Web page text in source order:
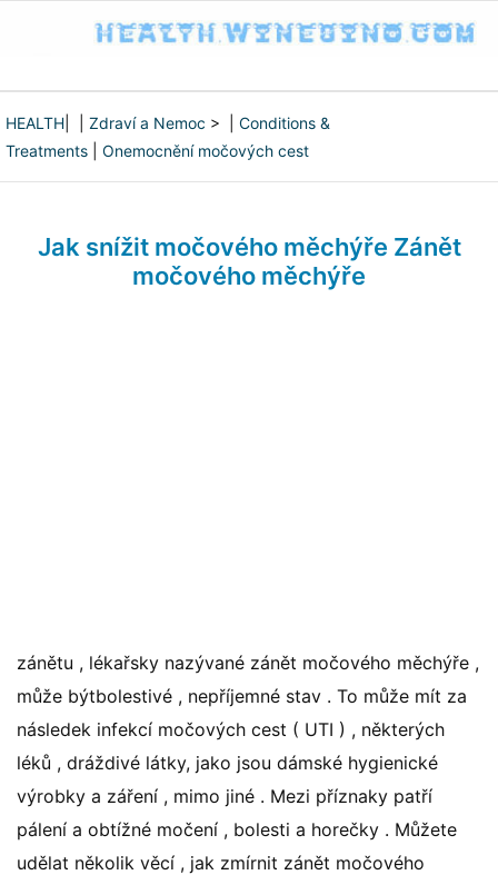
HEALTH Zdraví a Nemoc > | Conditions &
Treatments
Onemocnění močových cest
Jak snížit močového měchýře Zánět
močového měchýře
zánětu , lékařsky nazývané zánět močového měchýře ,
může býtbolestivé , nepříjemné stav . To může mít za
následek infekcí močových cest ( UTI ) , některých
léků , dráždivé látky, jako jsou dámské hygienické
výrobky a záření , mimo jiné . Mezi příznaky patří
pálení a obtížné močení , bolesti a horečky . Můžete
udělat několik věcí , jak zmírnit zánět močového